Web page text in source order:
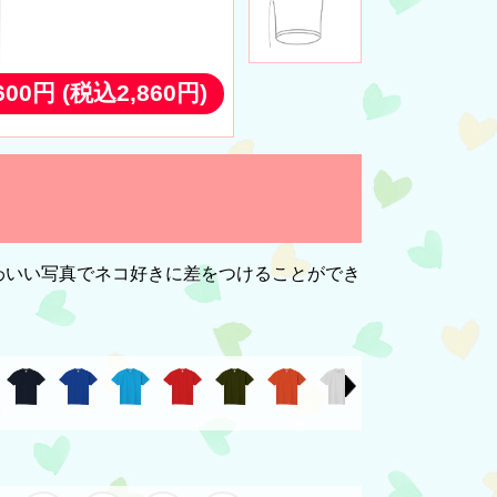
円 (税込2,860円)
い写真でネコ好きに差をつけることができ